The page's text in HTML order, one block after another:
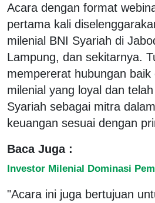
Acara dengan format
pertama kali
milenial BNI Syariah di
Lampung, dan sekitarnya.
mempererat hubungan baik
milenial yang loyal dan
Syariah sebagai mitra
keuangan sesuai dengan
Baca Juga :
Investor Milenial Dominasi
"Acara ini juga bertujuan